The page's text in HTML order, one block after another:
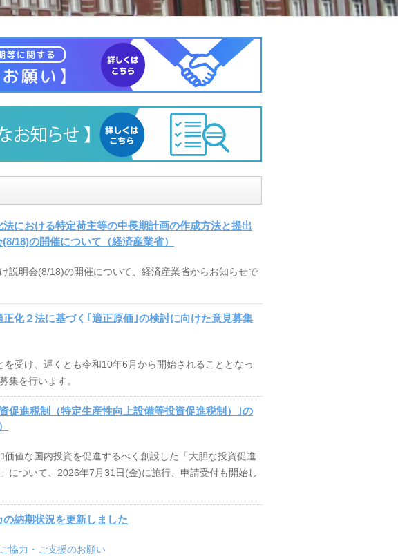
法における特定荷主等の中長期計画の作成方法と提出
18)の開催について（経済産業省）
説明会(8/18)の開催について、経済産業省からお知らせで
正化２法に基づく｢適正原価｣の検討に向けた意見募集
受け、遅くとも令和10年6月から開始されることとなっ
集を行います。
促進税制（特定生産性向上設備等投資促進税制）｣の
値な国内投資を促進するべく創設した「大胆な投資促進
について、2026年7月31日(金)に施行、申請受付も開始し
の納期状況を更新しました
協力・ご支援のお願い